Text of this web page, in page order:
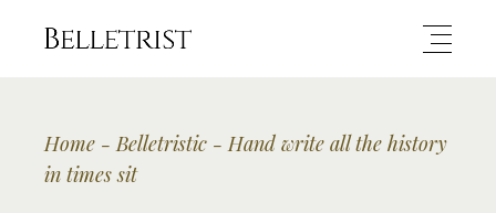
Home Belletristic
Hand write all the history
in times sit